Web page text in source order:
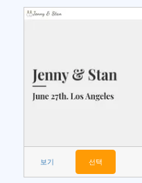
보기 선택